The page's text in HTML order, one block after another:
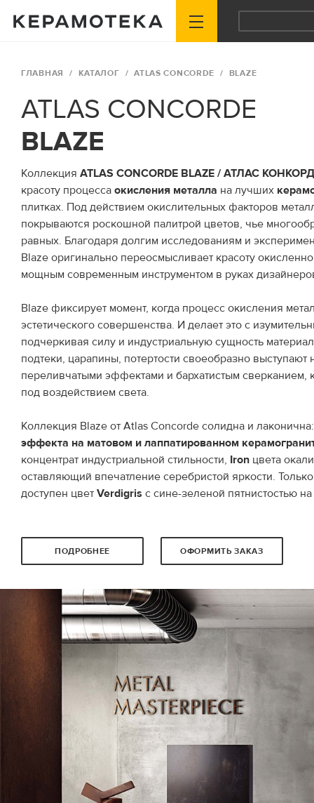
ГЛАВНАЯ КАТАЛОГ ATLAS CONCORDE BLAZE
ATLAS CONCORDE
BLAZE
Коллекция ATLAS CONCORDE BLAZE / АТЛАС
красоту процесса окисления металла на лучших
плитках. Под действием окислительных факторов
покрываются роскошной палитрой цветов, чье
равных. Благодаря долгим исследованиям и
Blaze оригинально переосмысливает красоту
мощным современным инструментом в руках
Blaze фиксирует момент, когда процесс окисления
эстетического совершенства. И делает это с
подчеркивая силу и индустриальную сущность
подтеки, царапины, потертости своеобразно выступают
переливчатыми эффектами и бархатистым сверканием,
под воздействием света.
Коллекция Blaze от Atlas Concorde солидна и
эффекта на матовом и лаппатированном
концентрат индустриальной стильности, Iron цвета
оставляющий впечатление серебристой яркости.
доступен цвет Verdigris с сине-зеленой пятнистостью
ПОДРОБНЕЕ ОФОРМИТЬ ЗАКАЗ